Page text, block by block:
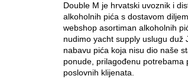
Double M je hrvatski uvoznik i
alkoholnih pića s dostavom
webshop asortiman alkoholnih
nudimo yacht supply uslugu duž
nabavu pića koja nisu dio naše
ponude, prilagođenu potrebama
poslovnih klijenata.